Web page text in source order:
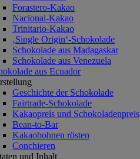
Forastero-Kakao
Nacional-Kakao
Trinitario-Kakao
‚Single Origin‘-Schokolade
Schokolade aus Madagaskar
Schokolade aus Venezuela
aus Ecuador
Geschichte der Schokolade
Fairtrade-Schokolade
Kakaopreis und Schokoladenpreis
Bean-to-Bar
Kakaobohnen rösten
Conchieren
und Inhalt